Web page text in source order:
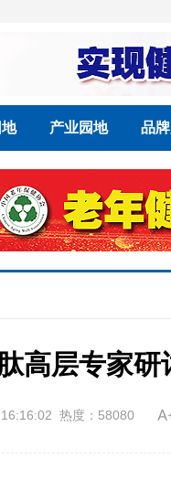
产业园地 品
高层专家研
热度：58080